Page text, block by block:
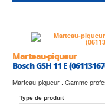
Marteau-piqueur
Bosch GSH 11 E
Marteau-piqueur . Gamme
Type de produit